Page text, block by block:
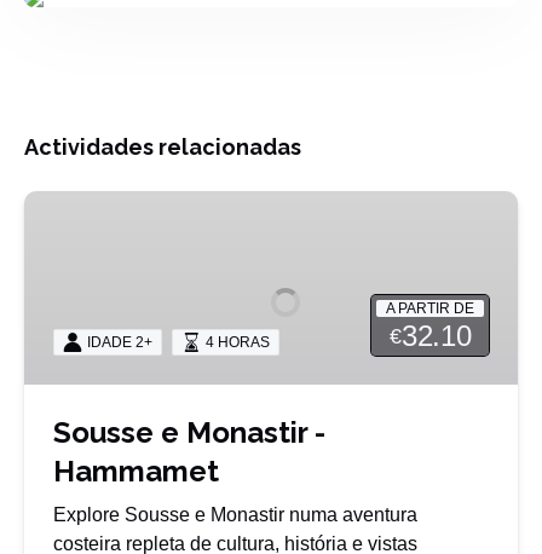
Actividades relacionadas
Sousse
A PARTIR DE
€32.10
IDADE 2+ 4 HORAS
Sousse e Monastir -
Hammamet
Explore Sousse e Monastir numa aventura
costeira repleta de cultura, história e vistas